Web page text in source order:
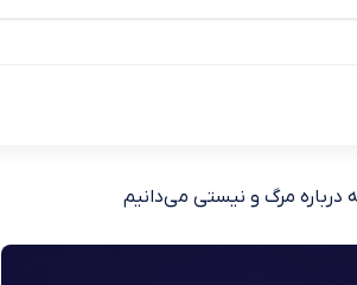
مرگ و نیستی می‌دانیم